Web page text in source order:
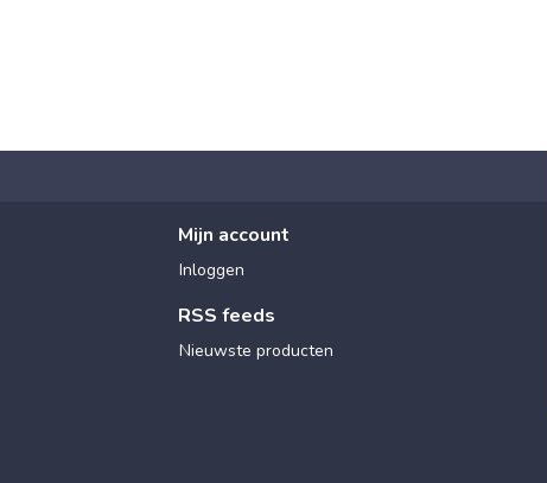
Mijn account
Inloggen
RSS feeds
Nieuwste producten